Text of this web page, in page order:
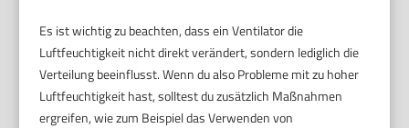
Es ist wichtig zu beachten, dass ein Ventilator die
Luftfeuchtigkeit nicht direkt verändert, sondern lediglich die
Verteilung beeinflusst. Wenn du also Probleme mit zu hoher
Luftfeuchtigkeit hast, solltest du zusätzlich Maßnahmen
ergreifen, wie zum Beispiel das Verwenden von